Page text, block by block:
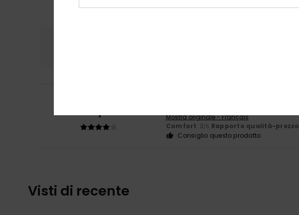
4
Mostra originale - Français
Comfort: 3/5 Rapporto qualità-prezzo
Consiglio questo prodotto
Visti di recente